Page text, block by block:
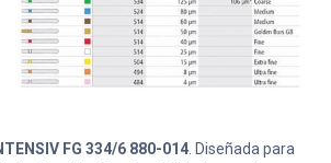
FG 334/6 880-014 . Diseñada para